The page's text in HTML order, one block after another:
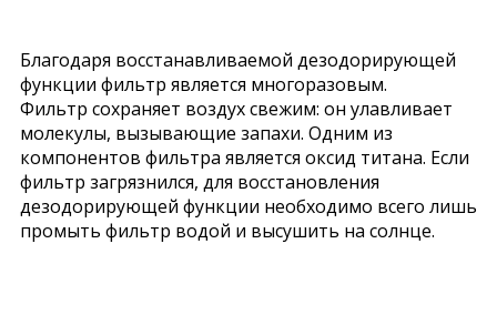
Благодаря восстанавливаемой дезодорирующей
функции фильтр является многоразовым.
Фильтр сохраняет воздух свежим: он улавливает
молекулы, вызывающие запахи. Одним из
компонентов фильтра является оксид титана. Если
фильтр загрязнился, для восстановления
дезодорирующей функции необходимо всего лишь
промыть фильтр водой и высушить на солнце.